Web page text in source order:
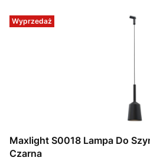
Wyprzedaż
Maxlight S0018 Lampa Do
Czarna